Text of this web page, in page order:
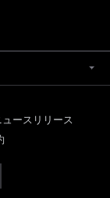
ュースリリース